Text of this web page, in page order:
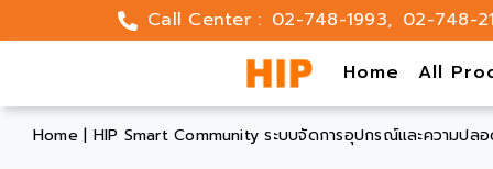
to
Call Center : 02-748-1993, 02-748-
Home
All
Home| HIP Smart Community ระบบจัดการอุปกรณ์และความปล